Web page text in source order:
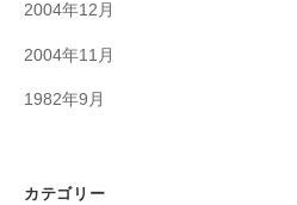
2004年12月
2004年11月
1982年9月
カテゴリー